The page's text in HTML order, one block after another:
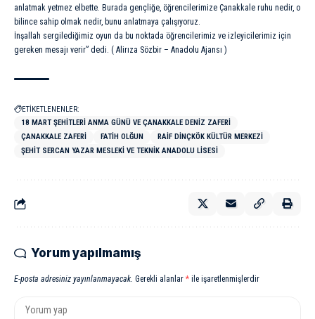
anlatmak yetmez elbette. Burada gençliğe, öğrencilerimize Çanakkale ruhu nedir, o
bilince sahip olmak nedir, bunu anlatmaya çalışıyoruz.
İnşallah sergilediğimiz oyun da bu noktada öğrencilerimiz ve izleyicilerimiz için
gereken mesajı verir” dedi. ( Alirıza Sözbir – Anadolu Ajansı )
ETİKETLENENLER:
18 MART ŞEHITLERI ANMA GÜNÜ VE ÇANAKKALE DENIZ ZAFERI
ÇANAKKALE ZAFERI
FATIH OLĞUN
RAIF DINÇKÖK KÜLTÜR MERKEZI
ŞEHIT SERCAN YAZAR MESLEKI VE TEKNIK ANADOLU LISESI
Yorum yapılmamış
E-posta adresiniz yayınlanmayacak. Gerekli alanlar * ile işaretlenmişlerdir